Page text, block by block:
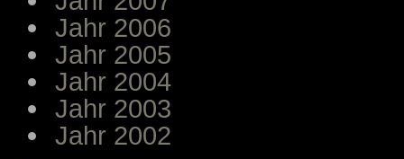
Jahr 2006
Jahr 2005
Jahr 2004
Jahr 2003
Jahr 2002